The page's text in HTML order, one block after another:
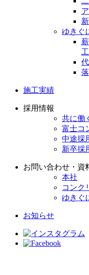
ゆきぐ
施工実績
採用情報
共に働
富士コ
中途採
新卒採
お問い合わせ・資
本社
コンク
ゆきぐ
お知らせ